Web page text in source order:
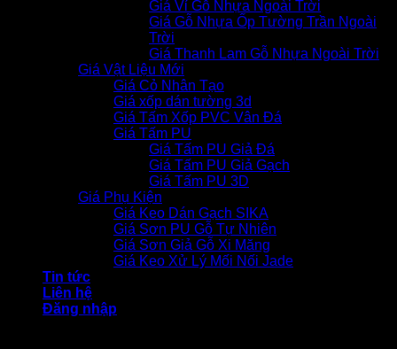
Giá Vỉ Gỗ Nhựa Ngoài Trời
Giá Gỗ Nhựa Ốp Tường Trần Ngoài
Trời
Giá Thanh Lam Gỗ Nhựa Ngoài Trời
Giá Vật Liệu Mới
Giá Cỏ Nhân Tạo
Giá xốp dán tường 3d
Giá Tấm Xốp PVC Vân Đá
Giá Tấm PU
Giá Tấm PU Giả Đá
Giá Tấm PU Giả Gạch
Giá Tấm PU 3D
Giá Phụ Kiện
Giá Keo Dán Gạch SIKA
Giá Sơn PU Gỗ Tự Nhiên
Giá Sơn Giả Gỗ Xi Măng
Giá Keo Xử Lý Mối Nối Jade
Tin tức
Liên hệ
Đăng nhập